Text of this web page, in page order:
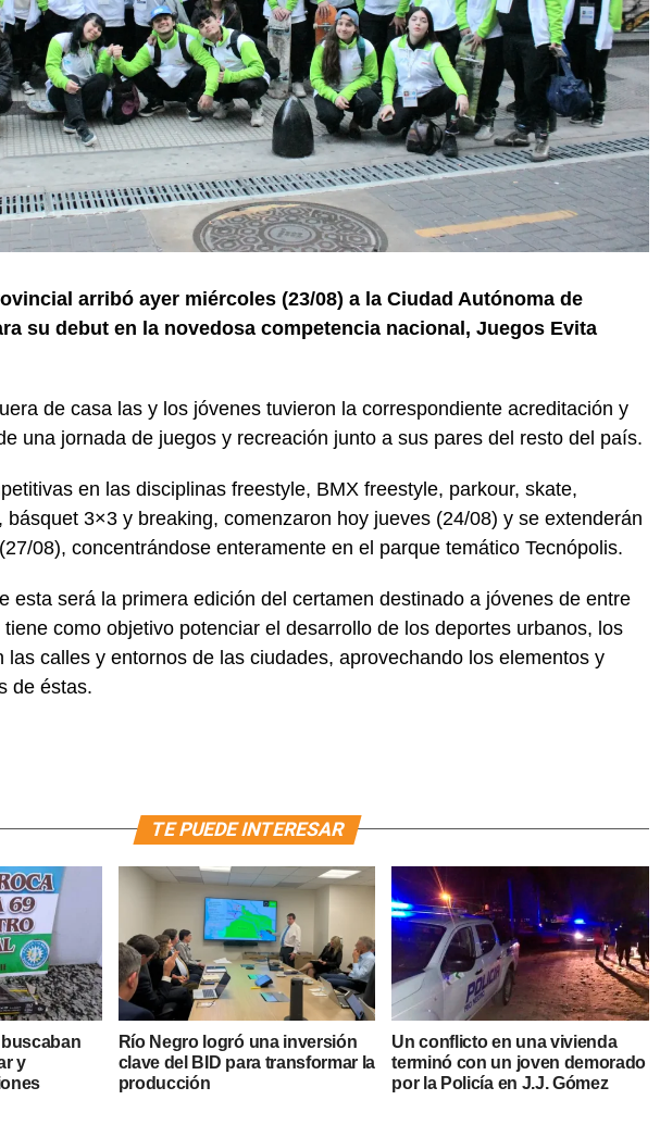
arribó ayer miércoles (23/08) a la Ciudad Autónoma de
su debut en la novedosa competencia nacional, Juegos Evita
de casa las y los jóvenes tuvieron la correspondiente acreditación y
una jornada de juegos y recreación junto a sus pares del resto del país.
en las disciplinas freestyle, BMX freestyle, parkour, skate,
básquet 3×3 y breaking, comenzaron hoy jueves (24/08) y se extenderán
08), concentrándose enteramente en el parque temático Tecnópolis.
esta será la primera edición del certamen destinado a jóvenes de entre
como objetivo potenciar el desarrollo de los deportes urbanos, los
las calles y entornos de las ciudades, aprovechando los elementos y
de éstas.
TE PUEDE INTERESAR
y
Río Negro logró una inversión
clave del BID para transformar la
producción
Un conflicto en una vivienda
terminó con un joven demorado
por la Policía en J.J. Gómez